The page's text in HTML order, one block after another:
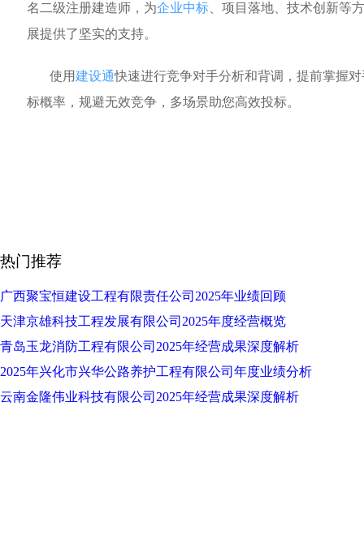
名二级注册建造师，为企业中标 、项目落地、技术创新等
展提供了坚实的支持。
使用建设通快速进行竞争对手分析和背调，提前掌握
标概率，规避无效竞争，多场景助您高效投标。
热门推荐
广西聚宝恒建设工程有限责任公司2025年业绩回顾
天津京雄科技工程发展有限公司2025年度经营概览
青岛玉龙消防工程有限公司2025年经营成果深度解析
2025年兴化市兴华公路养护工程有限公司年度业绩分析
云南金隆伟业科技有限公司2025年经营成果深度解析